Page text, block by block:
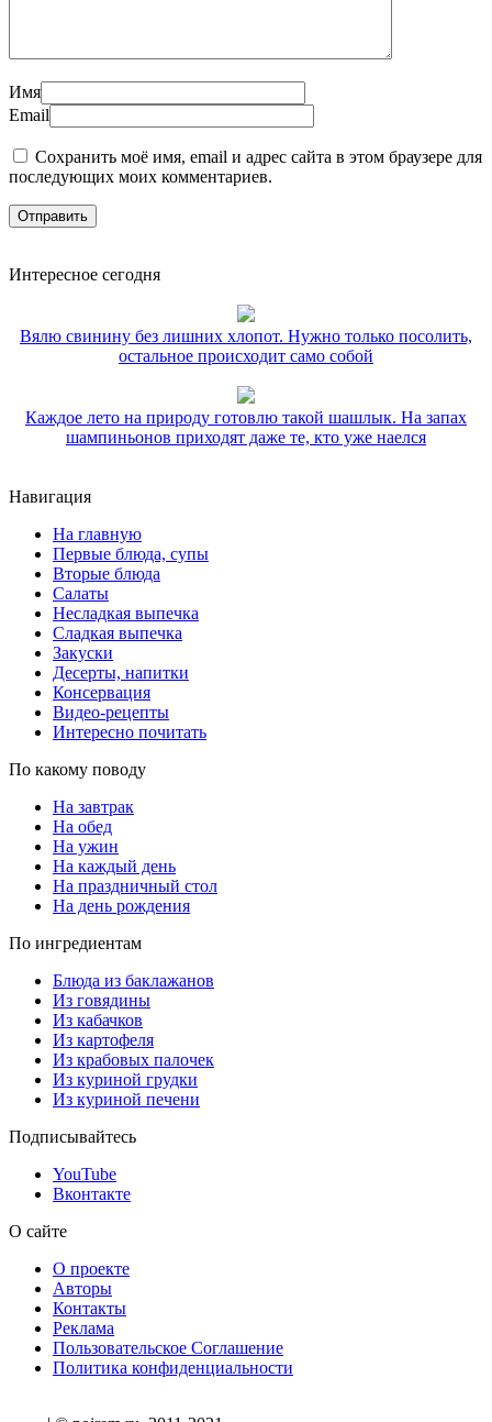
Имя
Email
Сохранить моё имя, email и адрес сайта в этом браузере для
последующих моих комментариев.
Интересное сегодня
Вялю свинину без лишних хлопот. Нужно только посолить,
остальное происходит само собой
Каждое лето на природу готовлю такой шашлык. На запах
шампиньонов приходят даже те, кто уже наелся
Навигация
На главную
Первые блюда, супы
Вторые блюда
Салаты
Несладкая выпечка
Сладкая выпечка
Закуски
Десерты, напитки
Консервация
Видео-рецепты
Интересно почитать
По какому поводу
На завтрак
На обед
На ужин
На каждый день
На праздничный стол
На день рождения
По ингредиентам
Блюда из баклажанов
Из говядины
Из кабачков
Из картофеля
Из крабовых палочек
Из куриной грудки
Из куриной печени
Подписывайтесь
YouTube
Вконтакте
О сайте
О проекте
Авторы
Контакты
Реклама
Пользовательское Соглашение
Политика конфиденциальности